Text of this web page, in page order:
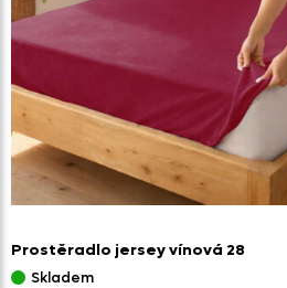
Prostěradlo jersey vínová 28
Skladem